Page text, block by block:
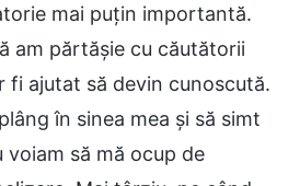
mai puțin importantă.
am părtășie cu căutătorii
fi ajutat să devin cunoscută.
în sinea mea și să simt
să mă ocup de